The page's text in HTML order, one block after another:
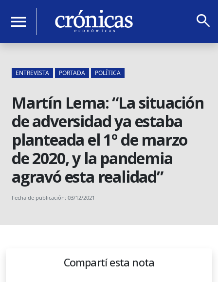
menu search
ENTREVISTA PORTADA POLÍTICA
Martín Lema: “La situación
de adversidad ya estaba
planteada el 1º de marzo
de 2020, y la pandemia
agravó esta realidad”
Fecha de publicación: 03/12/2021
Compartí esta nota